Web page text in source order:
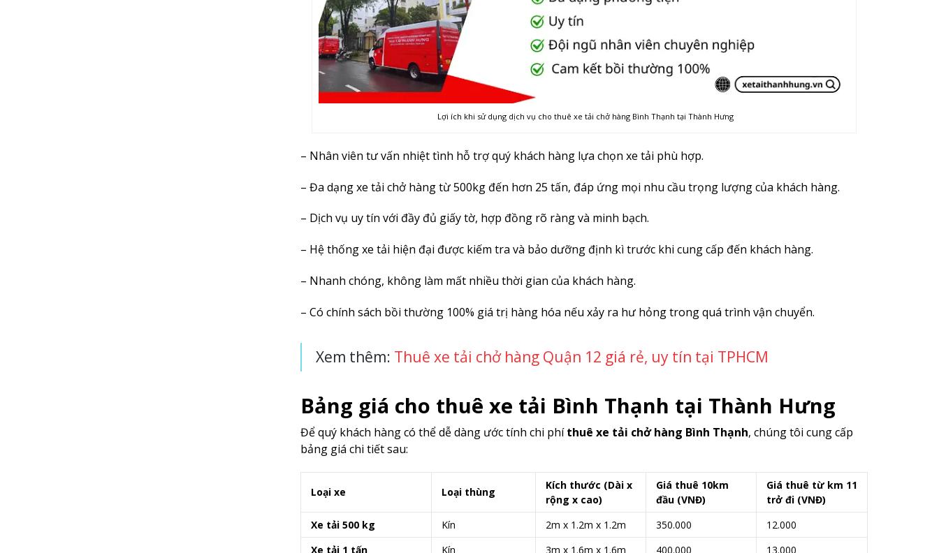
Lợi ích khi sử dụng dịch vụ cho thuê xe tải chở hàng Bình Thạnh tại Thành Hưng
– Nhân viên tư vấn nhiệt tình hỗ trợ quý khách hàng lựa chọn xe tải phù hợp.
– Đa dạng xe tải chở hàng từ 500kg đến hơn 25 tấn, đáp ứng mọi nhu cầu trọng lượng của khách hàng.
– Dịch vụ uy tín với đầy đủ giấy tờ, hợp đồng rõ ràng và minh bạch.
– Hệ thống xe tải hiện đại được kiếm tra và bảo dưỡng định kì trước khi cung cấp đến khách hàng.
– Nhanh chóng, không làm mất nhiều thời gian của khách hàng.
– Có chính sách bồi thường 100% giá trị hàng hóa nếu xảy ra hư hỏng trong quá trình vận chuyển.
Xem thêm: Thuê xe tải chở hàng Quận 12 giá rẻ, uy tín tại TPHCM
Bảng giá cho thuê xe tải Bình Thạnh tại Thành Hưng
Để quý khách hàng có thể dễ dàng ước tính chi phíthuê xe tải chở hàng Bình Thạnh, chúng tôi cung cấp
bảng giá chi tiết sau:
Loại xe Loại thùng
Kích thước (Dài x
rộng x cao)
Giá thuê 10km
đầu (VNĐ)
Giá thuê từ km 11
trở đi (VNĐ)
Xe tải 500 kg
Kín 2m x 1.2m x 1.2m 350.000
12.000
Xe tải 1 tấn
Kín 3m x 1.6m x 1.6m 400.000 13.000